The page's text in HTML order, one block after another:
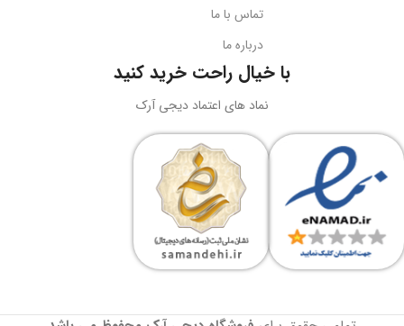
تماس با ما
درباره ما
با خیال راحت خرید کنید
نماد های اعتماد دیجی آرک